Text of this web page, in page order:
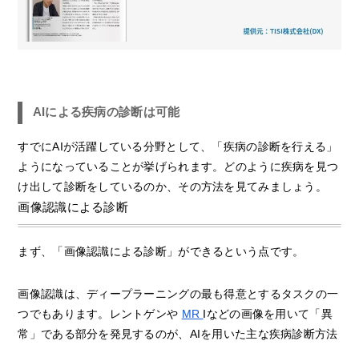
AIによる疾病の診断は可能
すでにAIが活躍している分野として、「疾病の診断を行える」
ようになっていることが挙げられます。どのように疾病を見つ
け出して診断をしているのか、その方法を見てみましょう。
画像認識による診断
まず、「画像認識による診断」ができるという点です。
画像認識は、ディープラーニングの最も得意とするタスクの一
つでもあります。レントゲンや MR Iなどの画像を用いて「異
常」である部分を発見するのが、AIを用いた主な疾病診断方法